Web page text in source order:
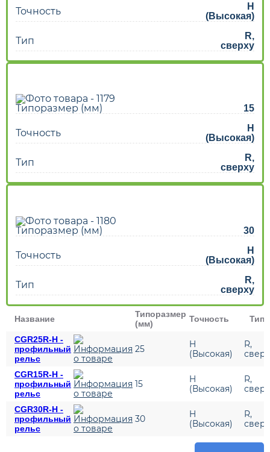
Точность
H
(Высокая)
Тип
R,
сверху
Типоразмер (мм) 15
Точность
H
(Высокая)
Тип
R,
сверху
Типоразмер (мм) 30
Точность
H
(Высокая)
Тип
R,
сверху
Название
Типоразмер
(мм)
Точность Тип
CGR25R-H -
профильный
рельс
25
H
(Высокая)
R,
CGR15R-H -
профильный
рельс
15
H
(Высокая)
R,
CGR30R-H -
профильный
рельс
30
H
(Высокая)
R,